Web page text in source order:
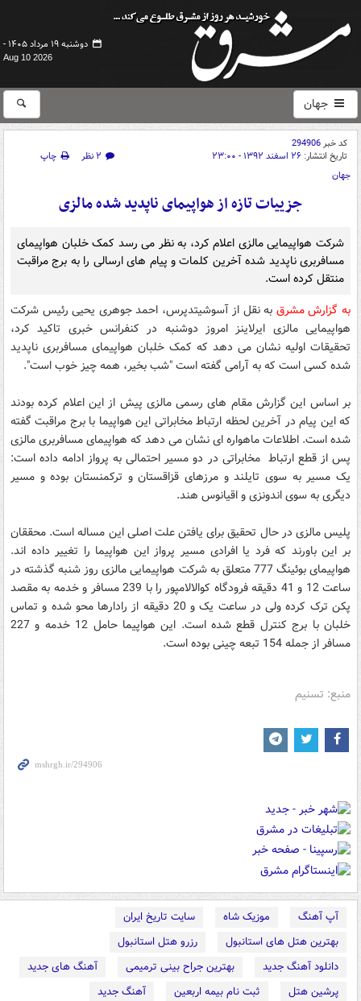
دوشنبه ۱۹ مرداد ۱۴۰۵ -
Aug 10 2026
جهان
کد خبر294906
تاریخ انتشار: ۲۶ اسفند ۱۳۹۲ - ۲۳:۰۰ ۲ نظر
چاپ
جهان
جزییات تازه از هواپیمای ناپدید شده مالزی
شرکت هواپیمایی مالزی اعلام کرد، به نظر می رسد کمک خلبان هواپیمای
مسافربری ناپدید شده آخرین کلمات و پیام های ارسالی را به برج مراقبت
منتقل کرده است.
به گزارش مشرق به نقل از آسوشیتدپرس، احمد جوهری یحیی رئیس شرکت
هواپیمایی مالزی ایرلاینز امروز دوشنبه در کنفرانس خبری تاکید کرد،
تحقیقات اولیه نشان می دهد که کمک خلبان هواپیمای مسافربری ناپدید
شده کسی است که به آرامی گفته است "شب بخیر، همه چیز خوب است".
بر اساس این گزارش مقام های رسمی مالزی پیش از این اعلام کرده بودند
که این پیام در آخرین لحظه ارتباط مخابراتی این هواپیما با برج مراقبت گفته
شده است. اطلاعات ماهواره ای نشان می دهد که هواپیمای مسافربری مالزی
پس از قطع ارتباط مخابراتی در دو مسیر احتمالی به پرواز ادامه داده است:
یک مسیر به سوی تایلند و مرزهای قزاقستان و ترکمنستان بوده و مسیر
دیگری به سوی اندونزی و اقیانوس هند.
پلیس مالزی در حال تحقیق برای یافتن علت اصلی این مساله است. محققان
بر این باورند که فرد یا افرادی مسیر پرواز این هواپیما را تغییر داده اند.
هواپیمای بوئینگ 777 متعلق به شرکت هواپیمایی مالزی روز شنبه گذشته در
ساعت 12 و 41 دقیقه فرودگاه کوالالامپور را با 239 مسافر و خدمه به مقصد
پکن ترک کرده ولی در ساعت یک و 20 دقیقه از رادارها محو شده و تماس
خلبان با برج کنترل قطع شده است. این هواپیما حامل 12 خدمه و 227
مسافر از جمله 154 تبعه چینی بوده است.
منبع: تسنیم
آپ آهنگ موزیک شاه
سایت تاریخ ایران
بهترین هتل های استانبول
رزرو هتل استانبول
دانلود آهنگ جدید
بهترین جراح بینی ترمیمی
آهنگ های جدید
پرشین هتل
ثبت نام بیمه اربعین
آهنگ جدید